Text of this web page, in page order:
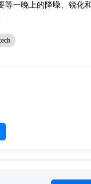
等一晚上的降噪、锐化